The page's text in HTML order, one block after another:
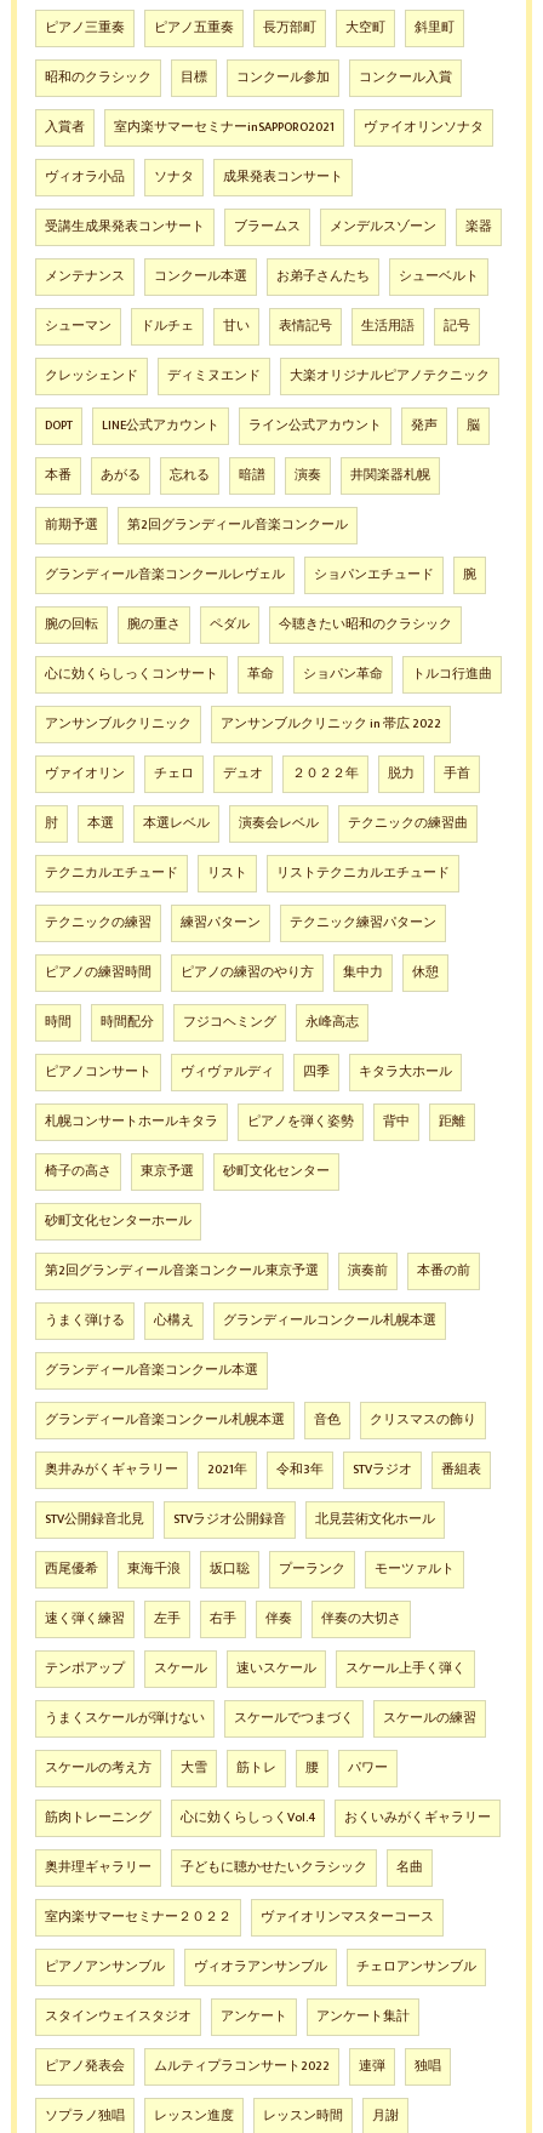
ピアノ三重奏 ピアノ五重奏 長万部町 大空町 斜里町
昭和のクラシック 目標 コンクール参加 コンクール入賞
入賞者 室内楽サマーセミナーinSAPPORO2021 ヴァイオリンソナタ
ヴィオラ小品 ソナタ 成果発表コンサート
受講生成果発表コンサート ブラームス メンデルスゾーン 楽器
メンテナンス コンクール本選 お弟子さんたち シューベルト
シューマン ドルチェ 甘い 表情記号 生活用語 記号
クレッシェンド ディミヌエンド 大楽オリジナルピアノテクニック
DOPT LINE公式アカウント ライン公式アカウント 発声 脳
本番 あがる 忘れる 暗譜 演奏 井関楽器札幌
前期予選 第2回グランディール音楽コンクール
グランディール音楽コンクールレヴェル ショパンエチュード 腕
腕の回転 腕の重さ ペダル 今聴きたい昭和のクラシック
心に効くらしっくコンサート 革命 ショパン革命 トルコ行進曲
アンサンブルクリニック アンサンブルクリニック in 帯広 2022
ヴァイオリン チェロ デュオ ２０２２年 脱力 手首
肘 本選 本選レベル 演奏会レベル テクニックの練習曲
テクニカルエチュード リスト リストテクニカルエチュード
テクニックの練習 練習パターン テクニック練習パターン
ピアノの練習時間 ピアノの練習のやり方 集中力 休憩
時間 時間配分 フジコヘミング 永峰高志
ピアノコンサート ヴィヴァルディ 四季 キタラ大ホール
札幌コンサートホールキタラ ピアノを弾く姿勢 背中 距離
椅子の高さ 東京予選 砂町文化センター
砂町文化センターホール
第2回グランディール音楽コンクール東京予選 演奏前 本番の前
うまく弾ける 心構え グランディールコンクール札幌本選
グランディール音楽コンクール本選
グランディール音楽コンクール札幌本選 音色 クリスマスの飾り
奥井みがくギャラリー 2021年 令和3年 STVラジオ 番組表
STV公開録音北見 STVラジオ公開録音 北見芸術文化ホール
西尾優希 東海千浪 坂口聡 プーランク モーツァルト
速く弾く練習 左手 右手 伴奏 伴奏の大切さ
テンポアップ スケール 速いスケール スケール上手く弾く
うまくスケールが弾けない スケールでつまづく スケールの練習
スケールの考え方 大雪 筋トレ 腰 パワー
筋肉トレーニング 心に効くらしっくVol.4 おくいみがくギャラリー
奥井理ギャラリー 子どもに聴かせたいクラシック 名曲
室内楽サマーセミナー２０２２ ヴァイオリンマスターコース
ピアノアンサンブル ヴィオラアンサンブル チェロアンサンブル
スタインウェイスタジオ アンケート アンケート集計
ピアノ発表会 ムルティプラコンサート2022 連弾 独唱
ソプラノ独唱 レッスン進度 レッスン時間 月謝